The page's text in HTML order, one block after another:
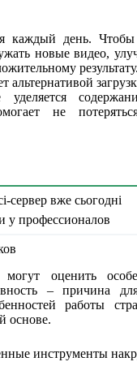
каждый день. Чтобы
новые видео,
альтернативой
не
сервер вже сьогодні
у профессионалов
оценить
– причина
работы
основе.
инструменты